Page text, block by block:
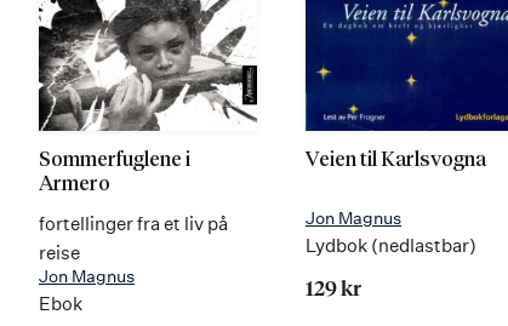
Sommerfuglene i
Armero
fortellinger fra et liv på
reise
Jon Magnus
Ebok
Veien til Karlsvogna
Jon Magnus
Lydbok (nedlastbar)
129 kr